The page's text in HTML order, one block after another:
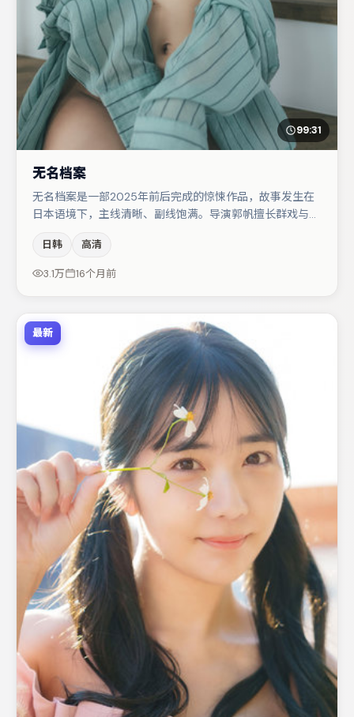
99:31
无名档案
无名档案是一部2025年前后完成的惊悚作品，故事发生在
日本语境下，主线清晰、副线饱满。导演郭帆擅长群戏与空
括咏梅、文淇、马丽等，角色动机前后呼应，适合喜欢抠台
词与伏笔的观众。若你偏爱强类型与清晰主线，这部作品值
日韩 高清
3.1万 16个月前
最新